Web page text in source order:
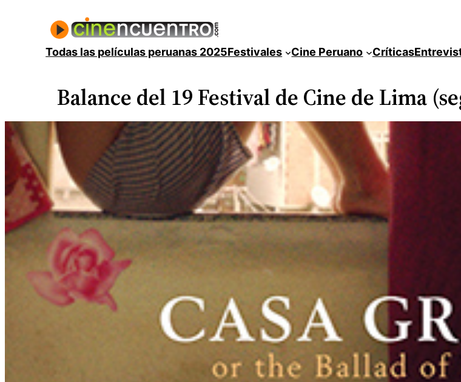
contenidoTodas las películas peruanas 2025Festivales Cine Peruano Críticas
Balance del 19 Festival de Cine de Lima